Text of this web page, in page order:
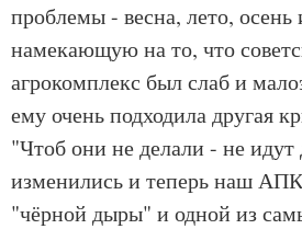
проблемы - весна, лето, осень
намекающую на то, что
агрокомплекс был слаб и
ему очень подходила другая
"Чтоб они не делали - не
изменились и теперь наш АПК
"чёрной дыры" и одной из